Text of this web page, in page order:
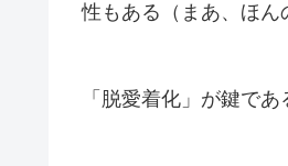
性もある（まあ、ほん
「脱愛着化」が鍵であ